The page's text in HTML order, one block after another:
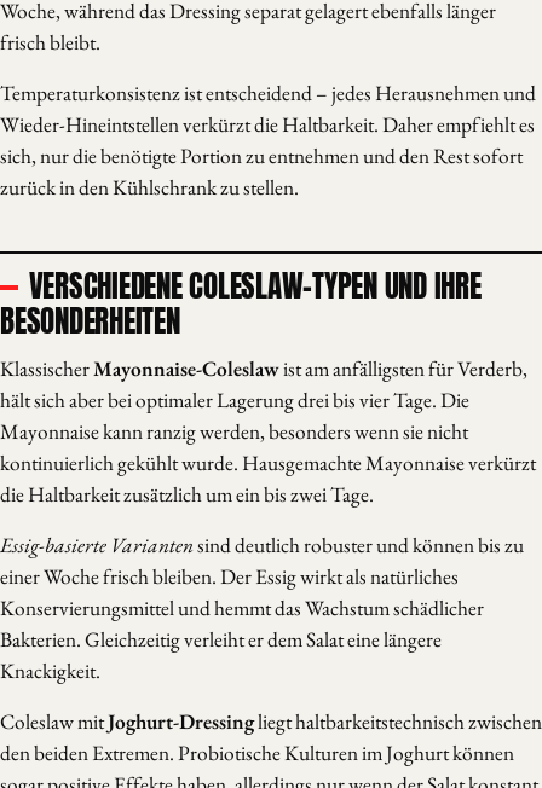
Woche, während das Dressing separat gelagert ebenfalls länger
frisch bleibt.
Temperaturkonsistenz ist entscheidend – jedes Herausnehmen und
Wieder-Hineintstellen verkürzt die Haltbarkeit. Daher empfiehlt es
sich, nur die benötigte Portion zu entnehmen und den Rest sofort
zurück in den Kühlschrank zu stellen.
VERSCHIEDENE COLESLAW-TYPEN UND IHRE
BESONDERHEITEN
KlassischerMayonnaise-Coleslawist am anfälligsten für Verderb,
hält sich aber bei optimaler Lagerung drei bis vier Tage. Die
Mayonnaise kann ranzig werden, besonders wenn sie nicht
kontinuierlich gekühlt wurde. Hausgemachte Mayonnaise verkürzt
die Haltbarkeit zusätzlich um ein bis zwei Tage.
Essig-basierte Variantensind deutlich robuster und können bis zu
einer Woche frisch bleiben. Der Essig wirkt als natürliches
Konservierungsmittel und hemmt das Wachstum schädlicher
Bakterien. Gleichzeitig verleiht er dem Salat eine längere
Knackigkeit.
Coleslaw mitJoghurt-Dressingliegt haltbarkeitstechnisch zwischen
den beiden Extremen. Probiotische Kulturen im Joghurt können